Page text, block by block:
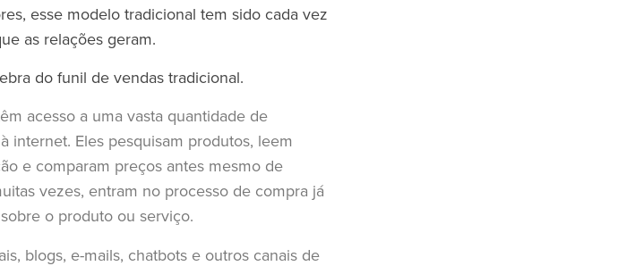
esse modelo tradicional tem sido cada vez
as relações geram.
do funil de vendas tradicional.
acesso a uma vasta quantidade de
internet. Eles pesquisam produtos, leem
e comparam preços antes mesmo de
vezes, entram no processo de compra já
o produto ou serviço.
blogs, e-mails, chatbots e outros canais de